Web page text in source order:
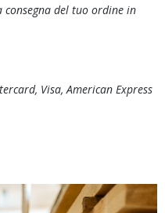
del tuo ordine in
Visa, American Express